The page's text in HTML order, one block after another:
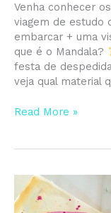
Venha conhecer
viagem de estudo
embarcar + uma
que é o Mandala?
festa de
veja qual material
Read More »
Mandalas
e